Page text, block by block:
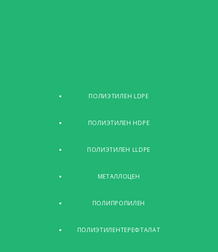
ПОЛИЭТИЛЕН LDPE
ПОЛИЭТИЛЕН HDPE
ПОЛИЭТИЛЕН LLDPE
МЕТАЛЛОЦЕН
ПОЛИПРОПИЛЕН
ПОЛИЭТИЛЕНТЕРЕФТАЛАТ